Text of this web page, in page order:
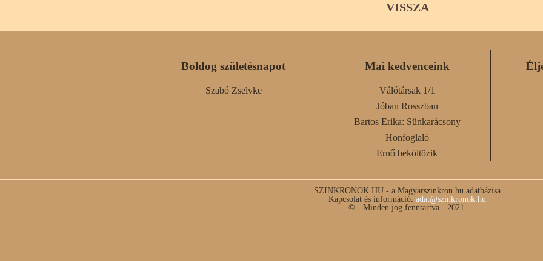
VISSZA
Boldog születésnapot
Szabó Zselyke
Mai kedvenceink
Válótársak 1/1
Jóban Rosszban
Bartos Erika: Sünkarácsony
Honfoglaló
Ernő beköltözik
SZINKRONOK.HU - a Magyarszinkron.hu adatbázisa
Kapcsolat és információ: adat@szinkronok.hu
© - Minden jog fenntartva - 2021.